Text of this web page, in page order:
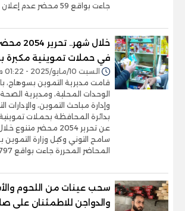
جاءت بواقع 59 محضر عدم إعلان
خلال
في حملات تموينية مكبرة
السبت 10/مايو/2025 - 01:22 م
قامت مديرية التموين بسوهاج،
الوحدات المحلية، ومديرية
وإدارة مباحث التموين، والإدارات
بدائرة المحافظة بحملات
عن تحرير 2054 محضر
سامح التوني وكيل وزارة التموين
المحاضر المحررة جاءت بواقع 1797 مخالفة
سحب عينات من اللحوم
والدواجن للاطمئنان على